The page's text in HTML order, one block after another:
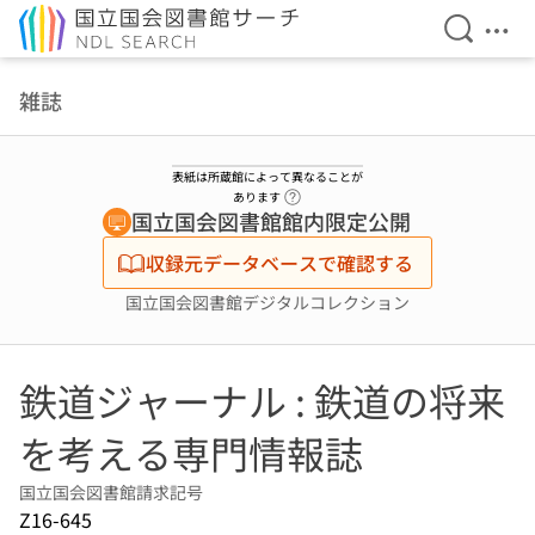
検索を
メ
雑誌
表紙は所蔵館によって異なることが
あります
国立国会図書館館内限定公開
収録元データベースで確認する
国立国会図書館デジタルコレクション
鉄道ジャーナル : 鉄道の将来
を考える専門情報誌
国立国会図書館請求記号
Z16-645